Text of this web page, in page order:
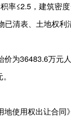
率≤2.5，建筑密
清表、土地权利
价为36483.6万元
地使用权出让合